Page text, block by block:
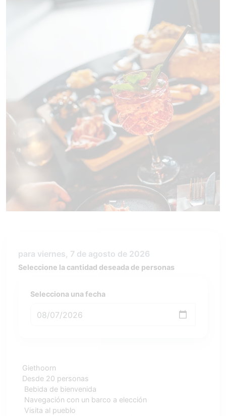
para viernes, 7 de agosto de 2026
Seleccione la cantidad deseada de personas
Selecciona una fecha
Giethoorn
Desde 20 personas
Bebida de bienvenida
Navegación con un barco a elección
Visita al pueblo